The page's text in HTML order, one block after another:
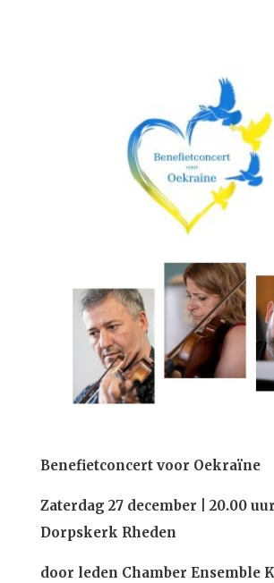
Benefietconcert voor Oekraïne
Zaterdag 27 december | 20.00 uur
Dorpskerk Rheden
door leden Chamber Ensemble